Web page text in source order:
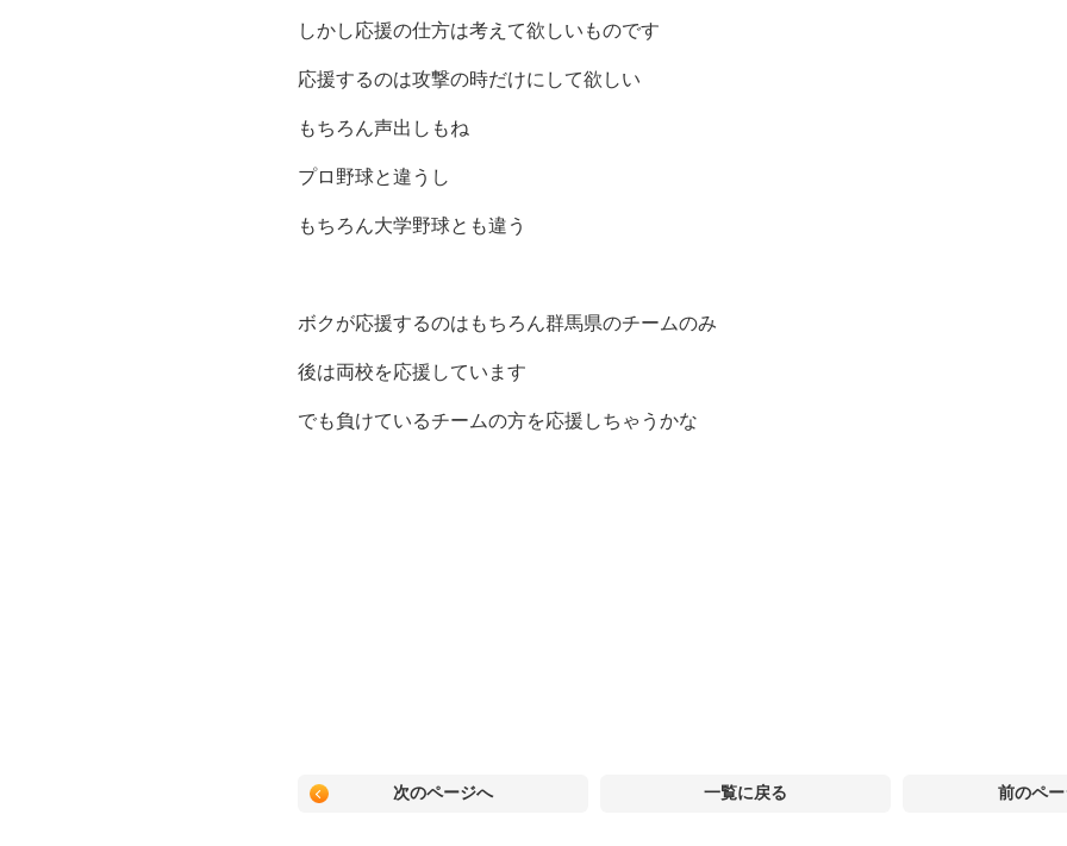
しかし応援の仕方は考えて欲しいものです
応援するのは攻撃の時だけにして欲しい
もちろん声出しもね
プロ野球と違うし
もちろん大学野球とも違う
ボクが応援するのはもちろん群馬県のチームのみ
後は両校を応援しています
でも負けているチームの方を応援しちゃうかな
次のページへ 一覧に戻る 前のペ